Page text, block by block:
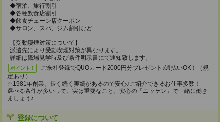
◆宿泊、旅行割引
◆各種飲食店割引
◆飲食チェーン店クーポン
◆サロン、スパ、ジム割引など
【受動喫煙対策について】
派遣先により受動喫煙対策が異なります。
詳細は職場見学時及び条件明示書にて通知致します。
ポイント！
ご来社登録でQUOカード2000円分プレゼント♪週払いOK！（規
定あり）
☆1981年創業。長く続く実績があるので安心♪ご紹介できるお仕事多数！
選べる条件が多いって、実は重要なこと。安心の「ニッケン」で一緒に働き
ましょう♪
登録について